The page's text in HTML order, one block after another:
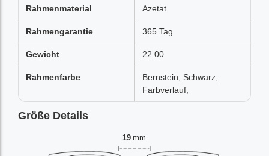
Rahmenmaterial Azetat
Rahmengarantie 365 Tag
Gewicht 22.00
Rahmenfarbe
Bernstein, Schwarz,
Farbverlauf,
Größe Details
19 mm